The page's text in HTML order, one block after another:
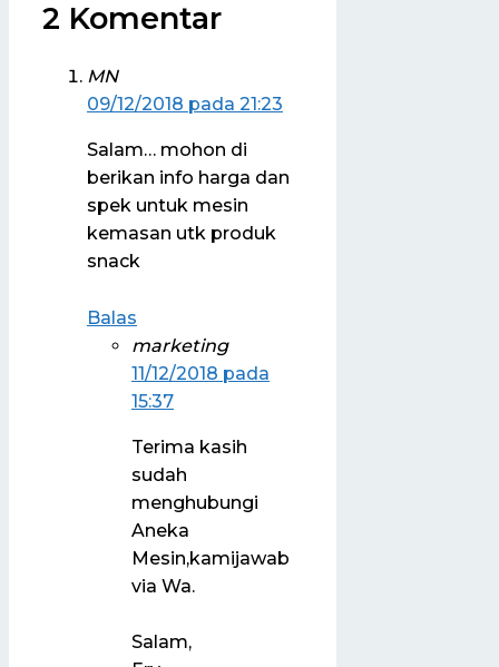
2 Komentar
MN
09/12/2018 pada 21:23
Salam… mohon di
berikan info harga dan
spek untuk mesin
kemasan utk produk
snack
Balas
marketing
11/12/2018 pada
15:37
Terima kasih
sudah
menghubungi
Aneka
Mesin,kamijawab
via Wa.
Salam,